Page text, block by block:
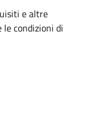
e altre
condizioni di